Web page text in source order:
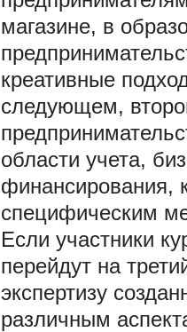
магазине, в
креативные
следующем,
области учета,
финансирования,
специфическим
Если участники
перейдут на
экспертизу
различным